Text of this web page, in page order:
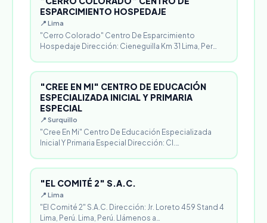
ESPARCIMIENTO HOSPEDAJE
📍 Lima
"Cerro Colorado" Centro De Esparcimiento
Hospedaje Dirección: Cieneguilla Km 31 Lima, Per…
"CREE EN MI" CENTRO DE EDUCACIÓN
ESPECIALIZADA INICIAL Y PRIMARIA
ESPECIAL
📍 Surquillo
"Cree En Mi" Centro De Educación Especializada
Inicial Y Primaria Especial Dirección: Cl.…
"EL COMITÉ 2" S.A.C.
📍 Lima
"El Comité 2" S.A.C. Dirección: Jr. Loreto 459 Stand 4
Lima, Perú. Lima, Perú. Llámenos a…